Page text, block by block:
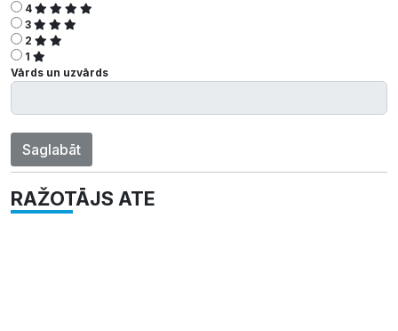
4
3
2
1
Vārds un uzvārds
Saglabāt
RAŽOTĀJS ATE